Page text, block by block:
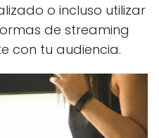
o incluso utilizar
de streaming
con tu audiencia.